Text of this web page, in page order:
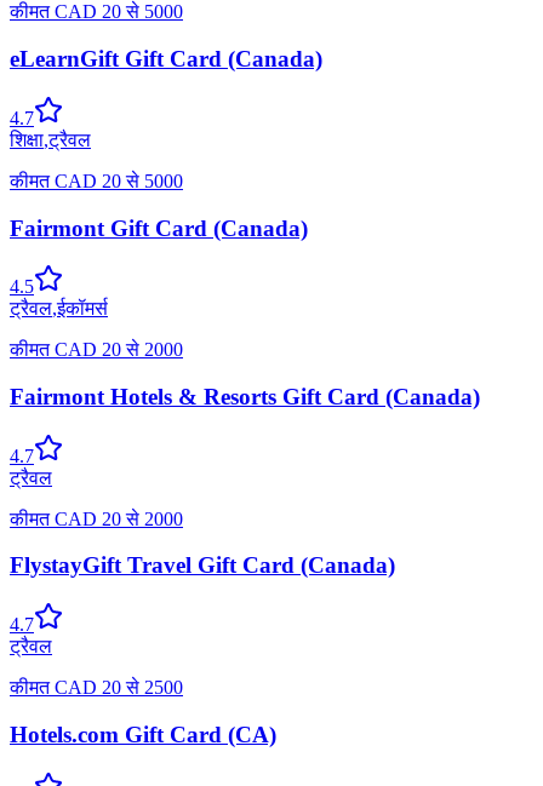
कीमत CAD 20 से 5000
eLearnGift Gift Card (Canada)
4.7
शिक्षा,ट्रैवल
कीमत CAD 20 से 5000
Fairmont Gift Card (Canada)
4.5
ट्रैवल,ईकॉमर्स
कीमत CAD 20 से 2000
Fairmont Hotels & Resorts Gift Card (Canada)
4.7
ट्रैवल
कीमत CAD 20 से 2000
FlystayGift Travel Gift Card (Canada)
4.7
ट्रैवल
कीमत CAD 20 से 2500
Hotels.com Gift Card (CA)